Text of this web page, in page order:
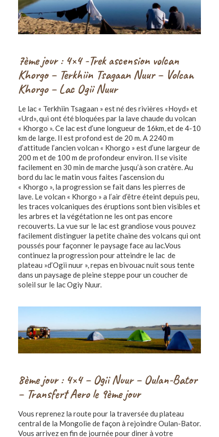
7ème jour : 4×4 -Trek ascension volcan
Khorgo – Terkhiin Tsagaan Nuur – Volcan
Khorgo – Lac Ogii Nuur
Le lac « Terkhiin Tsagaan » est né des rivières «Hoyd» et
«Urd», qui ont été bloquées par la lave chaude du volcan
« Khorgo ». Ce lac est d’une longueur de 16km, et de 4-10
km de large. Il est profond est de 20 m. A 2240 m
d’attitude l’ancien volcan « Khorgo » est d’une largeur de
200 m et de 100 m de profondeur environ. Il se visite
facilement en 30 min de marche jusqu’à son cratère. Au
bord du lac le matin vous faites l’ascension du
« Khorgo », la progression se fait dans les pierres de
lave. Le volcan « Khorgo » a l’air d’être éteint depuis peu,
les traces volcaniques des éruptions sont bien visibles et
les arbres et la végétation ne les ont pas encore
recouverts. La vue sur le lac est grandiose vous pouvez
facilement distinguer la petite chaine des volcans qui ont
poussés pour façonner le paysage face au lac.Vous
continuez la progression pour atteindre le lac de
plateau »d’Ogii nuur », repas en bivouac nuit sous tente
dans un paysage de pleine steppe pour un coucher de
soleil sur le lac Ogiy Nuur.
8ème jour : 4×4 – Ogii Nuur – Oulan-Bator
– Transfert Aero le 9ème jour
Vous reprenez la route pour la traversée du plateau
central de la Mongolie de façon à rejoindre Oulan-Bator.
Vous arrivez en fin de journée pour diner à votre